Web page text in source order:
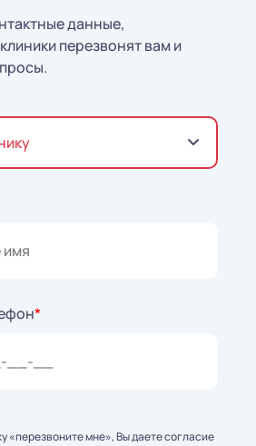
данные,
перезвонят вам и
*
«перезвоните мне», Вы даете согласие